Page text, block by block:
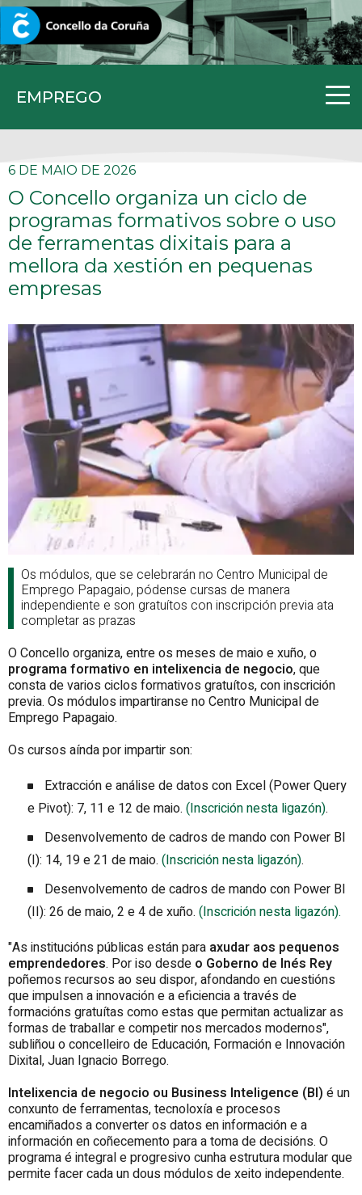
EMPREGO
CORUNA.GAL
6 DE MAIO DE 2026
O Concello organiza un ciclo de
programas formativos sobre o uso
de ferramentas dixitais para a
mellora da xestión en pequenas
empresas
Os módulos, que se celebrarán no Centro Municipal de
Emprego Papagaio, pódense cursas de manera
independiente e son gratuítos con inscripción previa ata
completar as prazas
O Concello organiza, entre os meses de maio e xuño, o
programa formativo en intelixencia de negocio, que
consta de varios ciclos formativos gratuítos, con inscrición
previa. Os módulos impartiranse no Centro Municipal de
Emprego Papagaio.
Os cursos aínda por impartir son:
Extracción e análise de datos con Excel (Power Query
e Pivot): 7, 11 e 12 de maio. (Inscrición nesta ligazón).
Desenvolvemento de cadros de mando con Power BI
(I): 14, 19 e 21 de maio. (Inscrición nesta ligazón).
Desenvolvemento de cadros de mando con Power BI
(II): 26 de maio, 2 e 4 de xuño. (Inscrición nesta ligazón).
"As institucións públicas están para axudar aos pequenos
emprendedores. Por iso desde o Goberno de Inés Rey
poñemos recursos ao seu dispor, afondando en cuestións
que impulsen a innovación e a eficiencia a través de
formacións gratuítas como estas que permitan actualizar as
formas de traballar e competir nos mercados modernos",
subliñou o concelleiro de Educación, Formación e Innovación
Dixital, Juan Ignacio Borrego.
Intelixencia de negocio ou Business Inteligence (BI) é un
conxunto de ferramentas, tecnoloxía e procesos
encamiñados a converter os datos en información e a
información en coñecemento para a toma de decisións. O
programa é integral e progresivo cunha estrutura modular que
permite facer cada un dous módulos de xeito independente.